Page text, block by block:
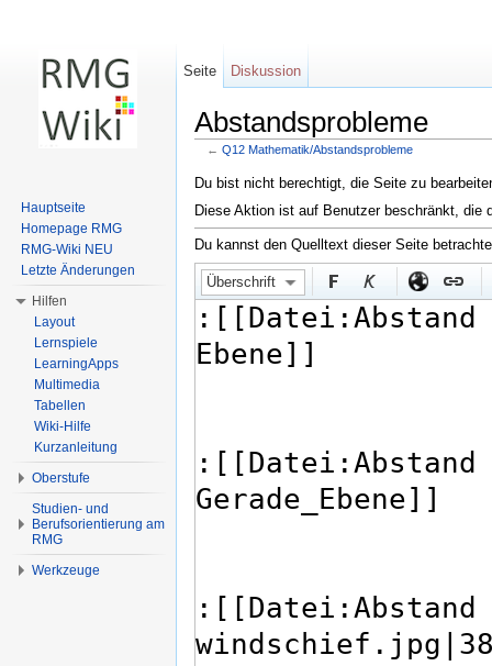
Abstandsprobleme
← Q12 Mathematik/Abstandsprobleme
Du bist nicht berechtigt, die Seite zu
Diese Aktion ist auf Benutzer beschränkt, die
Du kannst den Quelltext dieser Seite
Überschrift
Seite Diskussion
Hauptseite
Homepage RMG
RMG-Wiki NEU
Letzte Änderungen
Hilfen
Layout
Lernspiele
LearningApps
Multimedia
Tabellen
Wiki-Hilfe
Kurzanleitung
Oberstufe
Studien- und
Berufsorientierung am
RMG
Werkzeuge